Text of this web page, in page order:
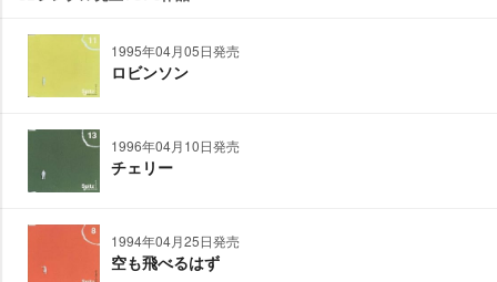
1995年04月05日発売
ロビンソン
1996年04月10日発売
チェリー
1994年04月25日発売
空も飛べるはず